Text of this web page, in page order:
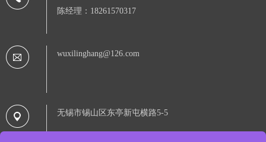
陈经理：18261570317
wuxilinghang@126.com
无锡市锡山区东亭新屯横路5-5